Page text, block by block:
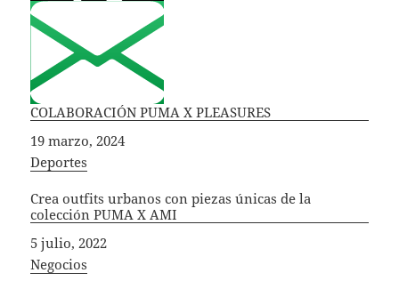
COLABORACIÓN PUMA X PLEASURES
Fecha
19 marzo, 2024
In relation to
Deportes
Crea outfits urbanos con piezas únicas de la
colección PUMA X AMI
Fecha
5 julio, 2022
In relation to
Negocios